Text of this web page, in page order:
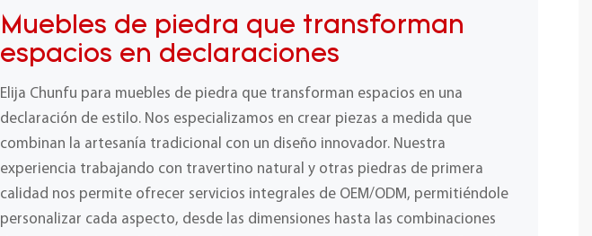
Muebles de piedra que transforman
espacios en declaraciones
Elija Chunfu para muebles de piedra que transforman espacios en una
declaración de estilo. Nos especializamos en crear piezas a medida que
combinan la artesanía tradicional con un diseño innovador. Nuestra
experiencia trabajando con travertino natural y otras piedras de primera
calidad nos permite ofrecer servicios integrales de OEM/ODM, permitiéndole
personalizar cada aspecto, desde las dimensiones hasta las combinaciones